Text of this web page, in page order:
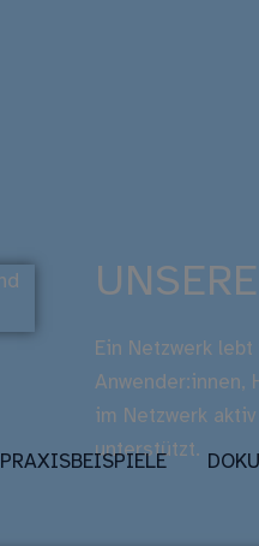
PRAXISBEISPIELE
Ein Netzwerk
Anwender:innen,
im Netzwerk
unterstützt.